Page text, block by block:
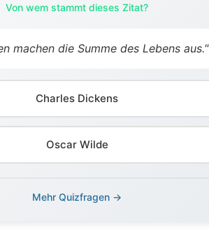
Von wem stammt dieses Zitat?
machen die Summe des Lebens aus."
Charles Dickens
Oscar Wilde
Mehr Quizfragen →